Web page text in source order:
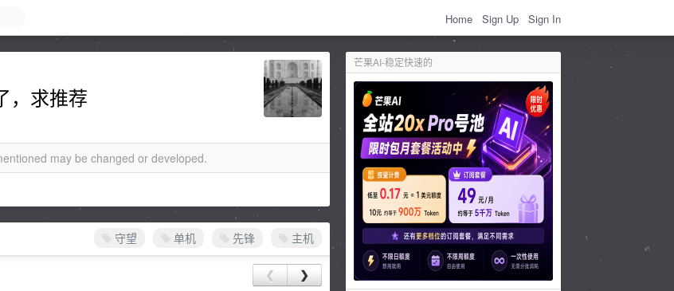
Home Sign Up Sign In
芒果AI-稳定快速的
，求推荐
may be changed or developed.
守望 单机 先锋 主机
❮ ❯